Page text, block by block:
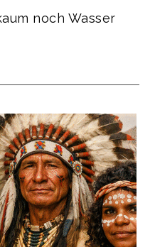
noch Wasser